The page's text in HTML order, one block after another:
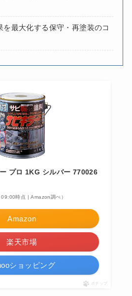
を最大化する保守・再塗装のコ
プロ 1KG シルバー 770026
時点 | Amazon調べ）
Amazon
楽天市場
ショッピング
ポチップ